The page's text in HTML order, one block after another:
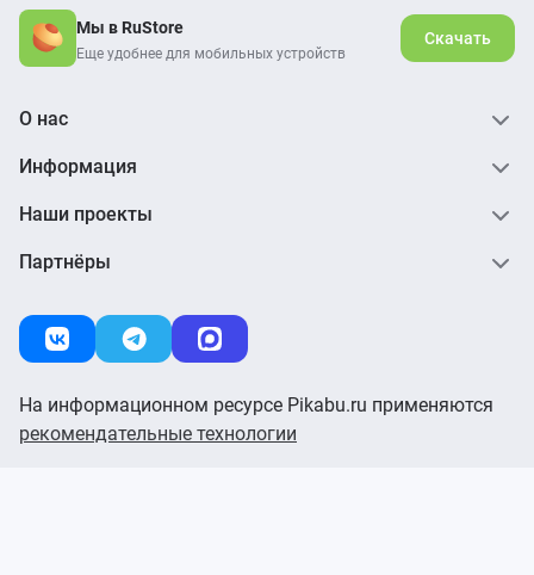
Мы в RuStore
Еще удобнее для мобильных устройств
Скачать
О нас
Информация
Наши проекты
Партнёры
На информационном ресурсе Pikabu.ru применяются
рекомендательные технологии